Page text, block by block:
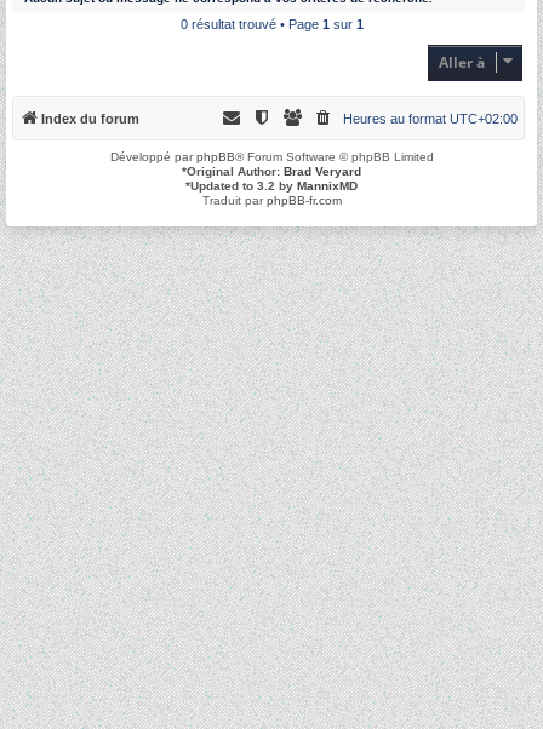
c
0 résultat trouvé • Page 1 sur 1
Aller à
Index du forum Heures au format UTC+02:00
Développé parphpBB® Forum Software © phpBB Limited
*Original Author: Brad Veryard
*Updated to 3.2 by MannixMD
Traduit parphpBB-fr.com